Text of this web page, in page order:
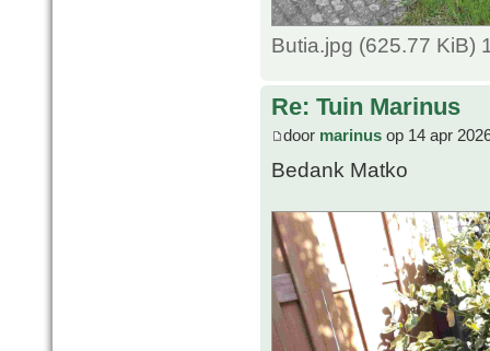
Butia.jpg (625.77 KiB)
Re: Tuin Marinus
door marinus op 14 apr
Bedank Matko